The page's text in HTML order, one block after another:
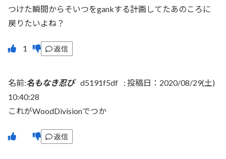
つけた瞬間からそいつをgankする計画してたあのころに
戻りたいよね？
返信
名前:名もなき忍び d5191f5df : 投稿日：2020/08/29(土)
10:40:28
これがWoodDivisionでつか
返信